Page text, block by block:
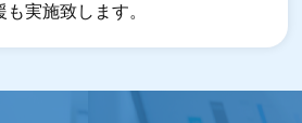
実施致します。